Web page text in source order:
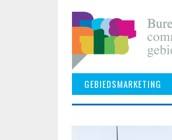
Skip
to
content
GEBIEDSMARKETING